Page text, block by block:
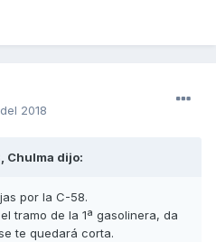
2018
Chulma dijo:
por la C-58.
tramo de la 1ª gasolinera, da
te quedará corta.